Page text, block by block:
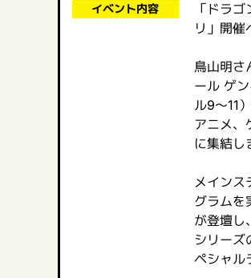
イベント内容
「ドラ
リ」開催
鳥山明さ
ール ゲ
ル9～11
アニメ、
に集結し
メインス
グラムを
が登壇し
シリーズ
ペシャル